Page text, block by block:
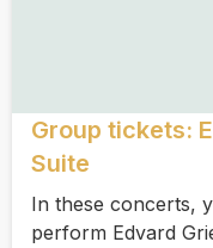
Group tickets:
Suite
In these concerts,
perform Edvard